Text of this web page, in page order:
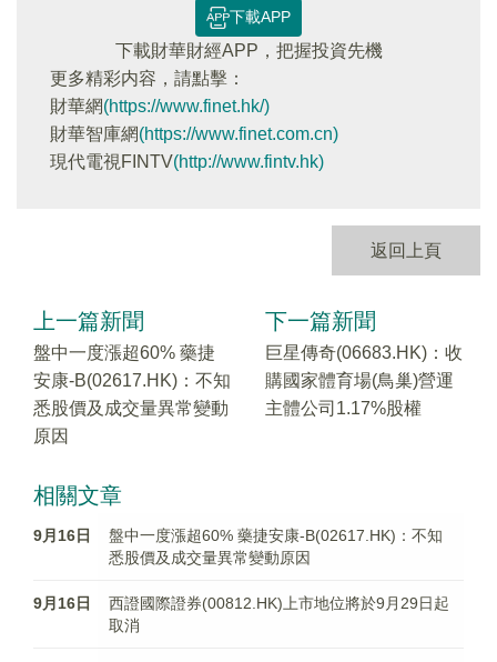
下載APP
下載財華財經APP，把握投資先機
更多精彩内容，請點擊：
財華網(https://www.finet.hk/)
財華智庫網(https://www.finet.com.cn)
現代電視FINTV(http://www.fintv.hk)
返回上頁
上一篇新聞
盤中一度漲超60% 藥捷
安康-B(02617.HK)：不知
悉股價及成交量異常變動
原因
下一篇新聞
巨星傳奇(06683.HK)：收
購國家體育場(鳥巢)營運
主體公司1.17%股權
相關文章
9月16日
盤中一度漲超60% 藥捷安康-B(02617.HK)：不知
悉股價及成交量異常變動原因
9月16日
西證國際證券(00812.HK)上市地位將於9月29日起
取消